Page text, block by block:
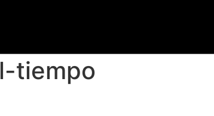
tiempo